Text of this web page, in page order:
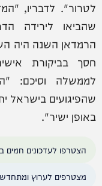
לטרור". לדבריו,
שהביאו לירידה
הרמדאן השנה היה
חסך בביקורת
לממשלה וסיכם:
שהפיגועים בישראל
באופן ישיר".
הצטרפו לעדכונים
מצטרפים לערוץ